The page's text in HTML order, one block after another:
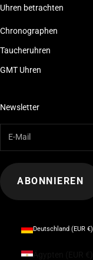
Uhren betrachten
Chronographen
Taucheruhren
GMT Uhren
Newsletter
ABONNIEREN
Deutschland (EUR €)
Ägypten (EUR €)